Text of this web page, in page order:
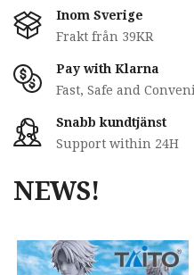
Inom Sverige
Frakt från 39KR
Pay with Klarna
Fast, Safe and
Snabb kundtjänst
Support within 24H
NEWS!